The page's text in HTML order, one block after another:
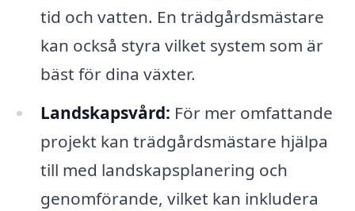
tid och vatten. En trädgårdsmästare
kan också styra vilket system som är
bäst för dina växter.
Landskapsvård: För mer omfattande
projekt kan trädgårdsmästare hjälpa
till med landskapsplanering och
genomförande, vilket kan inkludera